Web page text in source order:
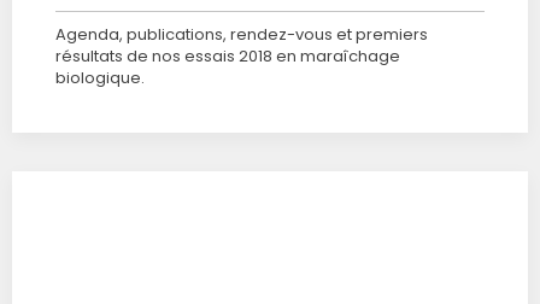
Agenda, publications, rendez-vous et premiers
résultats de nos essais 2018 en maraîchage
biologique.